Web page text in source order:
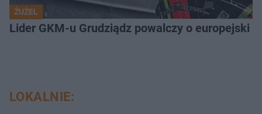
ŻUŻEL
Lider GKM-u Grudziądz powalczy o europejski
LOKALNIE: